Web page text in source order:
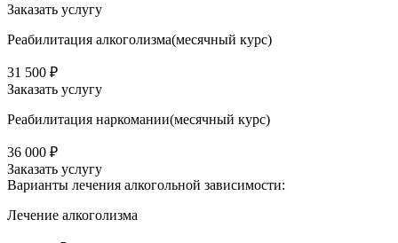
Заказать услугу
Реабилитация алкоголизма(месячный курс)
31 500 ₽
Заказать услугу
Реабилитация наркомании(месячный курс)
36 000 ₽
Заказать услугу
Варианты лечения алкогольной зависимости:
Лечение алкоголизма